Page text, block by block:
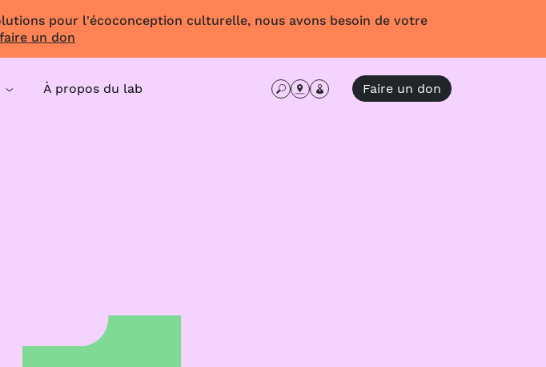
pour l'écoconception culturelle, nous avons besoin de votre
faire un don
À propos du lab Faire un don